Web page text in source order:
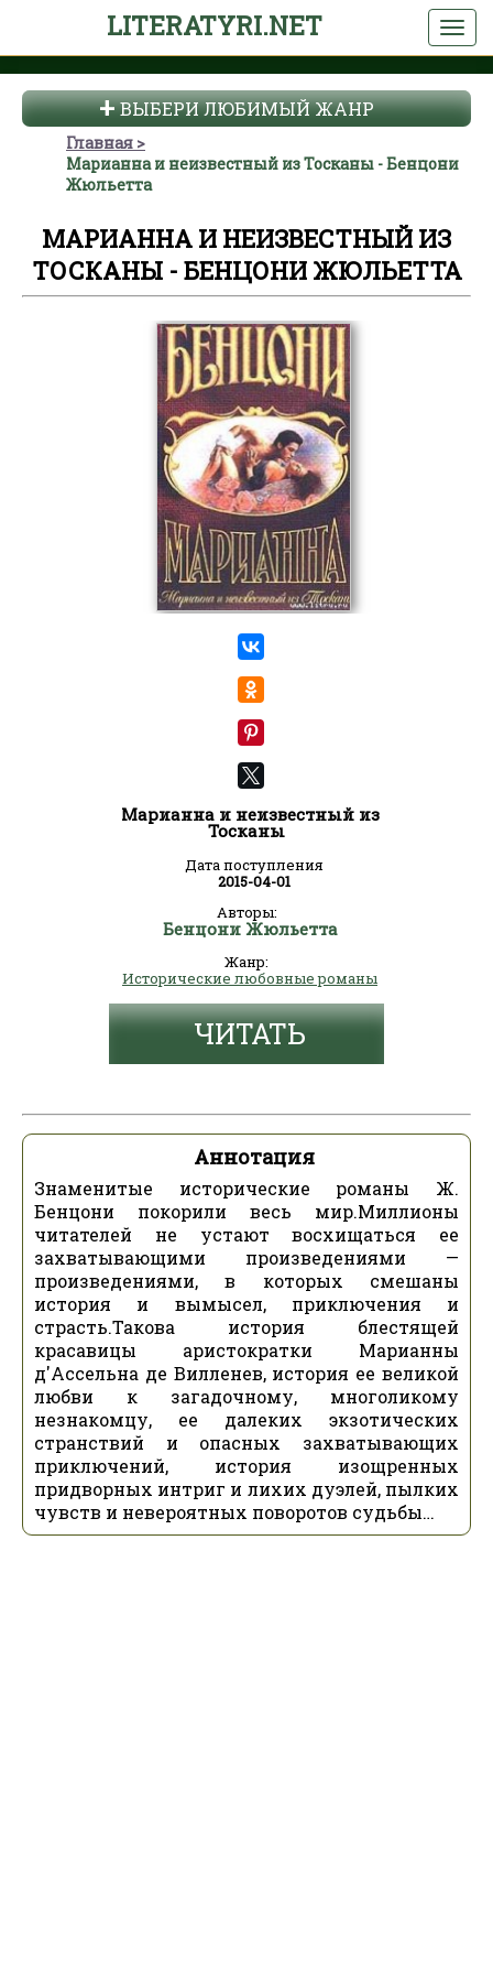
LITERATYRI.NET
ВЫБЕРИ ЛЮБИМЫЙ ЖАНР
Главная
Марианна и неизвестный из Тосканы - Бенцони
Жюльетта
МАРИАННА И НЕИЗВЕСТНЫЙ ИЗ
ТОСКАНЫ - БЕНЦОНИ ЖЮЛЬЕТТА
Марианна и неизвестный из
Тосканы
Дата поступления
2015-04-01
Авторы:
Бенцони Жюльетта
Жанр:
Исторические любовные романы
ЧИТАТЬ
Аннотация
Знаменитые исторические романы Ж.
Бенцони покорили весь мир.Миллионы
читателей не устают восхищаться ее
захватывающими произведениями —
произведениями, в которых смешаны
история и вымысел, приключения и
страсть.Такова история блестящей
красавицы аристократки Марианны
д'Ассельна де Вилленев, история ее великой
любви к загадочному, многоликому
незнакомцу, ее далеких экзотических
странствий и опасных захватывающих
приключений, история изощренных
придворных интриг и лихих дуэлей, пылких
чувств и невероятных поворотов судьбы…